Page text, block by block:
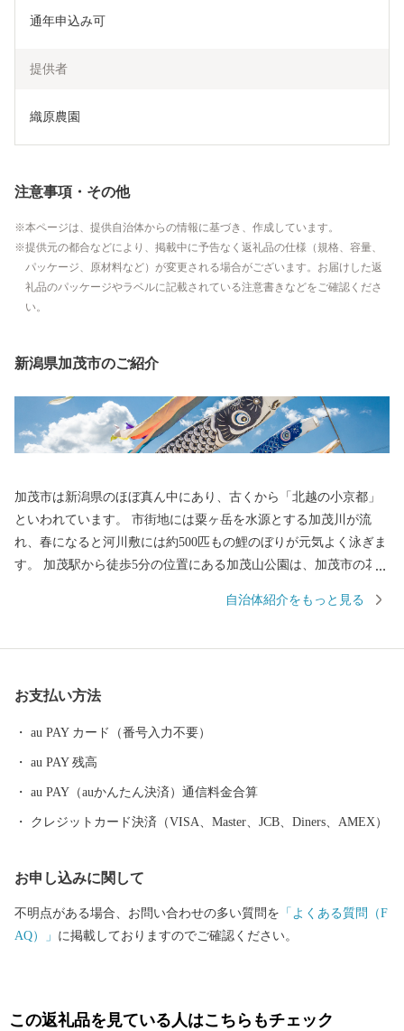
通年申込み可
提供者
織原農園
注意事項・その他
本ページは、提供自治体からの情報に基づき、作成しています。
提供元の都合などにより、掲載中に予告なく返礼品の仕様（規格、容量、
パッケージ、原材料など）が変更される場合がございます。お届けした返
礼品のパッケージやラベルに記載されている注意書きなどをご確認くださ
い。
新潟県加茂市のご紹介
加茂市は新潟県のほぼ真ん中にあり、古くから「北越の小京都」
といわれています。 市街地には粟ヶ岳を水源とする加茂川が流
れ、春になると河川敷には約500匹もの鯉のぼりが元気よく泳ぎま
す。 加茂駅から徒歩5分の位置にある加茂山公園は、加茂市の花
は、シマリスたちが可愛くかけまわります。 また、木工のまちと
維や電気器具、機械、金属、皮革製品、食品などの産業が地域を
支え、発展を続けています。
自治体紹介をもっと見る
お支払い方法
au PAY カード（番号入力不要）
au PAY 残高
au PAY（auかんたん決済）通信料金合算
クレジットカード決済（VISA、Master、JCB、Diners、AMEX）
お申し込みに関して
不明点がある場合、お問い合わせの多い質問を 「よくある質問（F
AQ）」 に掲載しておりますのでご確認ください。
この返礼品を見ている人はこちらもチェック